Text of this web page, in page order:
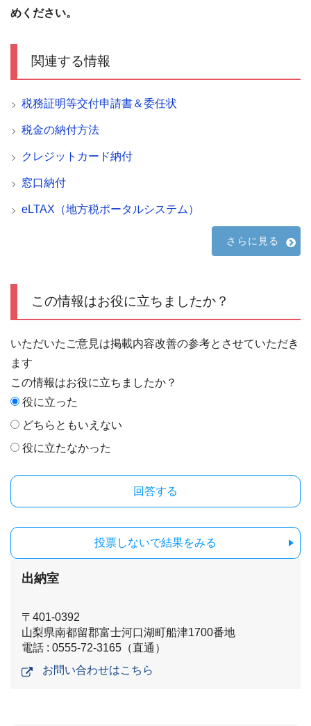
めください。
関連する情報
税務証明等交付申請書＆委任状
税金の納付方法
クレジットカード納付
窓口納付
eLTAX（地方税ポータルシステム）
さらに見る
この情報はお役に立ちましたか？
いただいたご意見は掲載内容改善の参考とさせていただき
ます
この情報はお役に立ちましたか？
役に立った
どちらともいえない
役に立たなかった
投票しないで結果をみる
出納室
〒401-0392
山梨県南都留郡富士河口湖町船津1700番地
電話 : 0555-72-3165（直通）
お問い合わせはこちら